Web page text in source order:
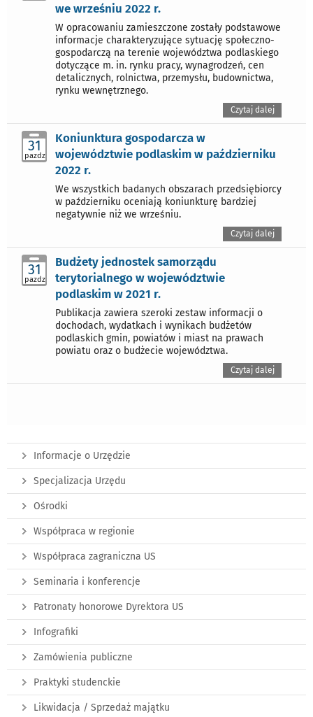
we wrześniu 2022 r.
W opracowaniu zamieszczone zostały podstawowe
informacje charakteryzujące sytuację społeczno-
gospodarczą na terenie województwa podlaskiego
dotyczące m. in. rynku pracy, wynagrodzeń, cen
detalicznych, rolnictwa, przemysłu, budownictwa,
rynku wewnętrznego.
Czytaj dalej
31
pazdz
Koniunktura gospodarcza w
województwie podlaskim w październiku
2022 r.
We wszystkich badanych obszarach przedsiębiorcy
w październiku oceniają koniunkturę bardziej
negatywnie niż we wrześniu.
Czytaj dalej
31
pazdz
Budżety jednostek samorządu
terytorialnego w województwie
podlaskim w 2021 r.
Publikacja zawiera szeroki zestaw informacji o
dochodach, wydatkach i wynikach budżetów
podlaskich gmin, powiatów i miast na prawach
powiatu oraz o budżecie województwa.
Czytaj dalej
Informacje o Urzędzie
Specjalizacja Urzędu
Ośrodki
Współpraca w regionie
Współpraca zagraniczna US
Seminaria i konferencje
Patronaty honorowe Dyrektora US
Infografiki
Zamówienia publiczne
Praktyki studenckie
Likwidacja / Sprzedaż majątku